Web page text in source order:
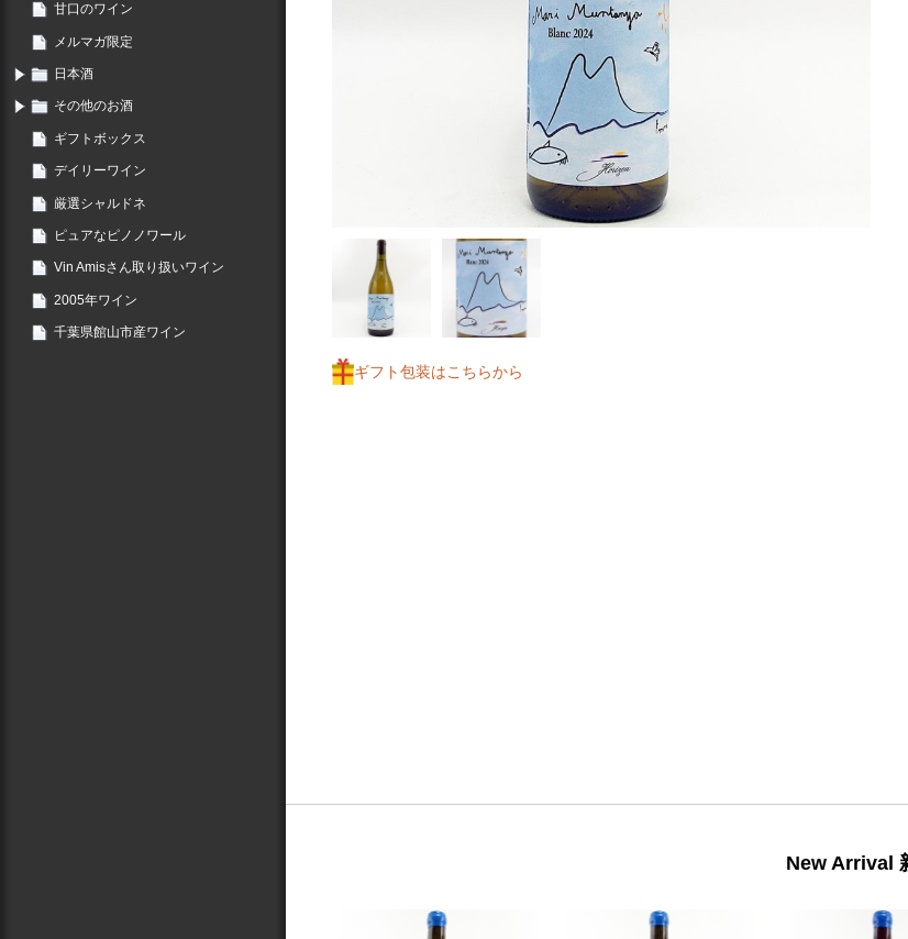
甘口のワイン
メルマガ限定
日本酒
その他のお酒
ギフトボックス
デイリーワイン
厳選シャルドネ
ピュアなピノノワール
Vin Amisさん取り扱いワイン
2005年ワイン
千葉県館山市産ワイン
ギフト包装はこちらから
New Arrival